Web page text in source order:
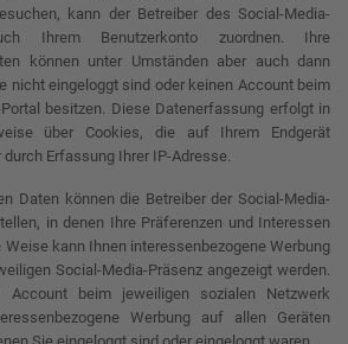
kann der Betreiber des Social-Media-
Ihrem Benutzerkonto zuordnen. Ihre
können unter Umständen aber auch dann
nicht eingeloggt sind oder keinen Account beim
besitzen. Diese Datenerfassung erfolgt in
über Cookies, die auf Ihrem Endgerät
Erfassung Ihrer IP-Adresse.
Daten können die Betreiber der Social-Media-
in denen Ihre Präferenzen und Interessen
kann Ihnen interessenbezogene Werbung
Social-Media-Präsenz angezeigt werden.
beim jeweiligen sozialen Netzwerk
Werbung auf allen Geräten